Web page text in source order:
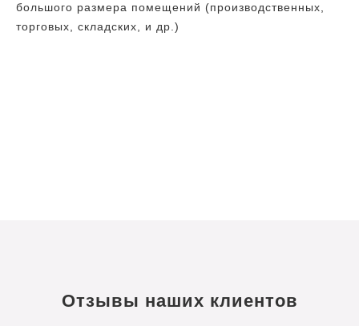
большого размера помещений (производственных,
торговых, складских, и др.)
Отзывы наших клиентов